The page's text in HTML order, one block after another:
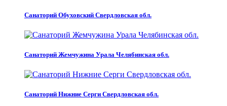
Санаторий Обуховский Свердловская обл.
Санаторий Жемчужина Урала Челябинская обл.
Санаторий Нижние Серги Свердловская обл.